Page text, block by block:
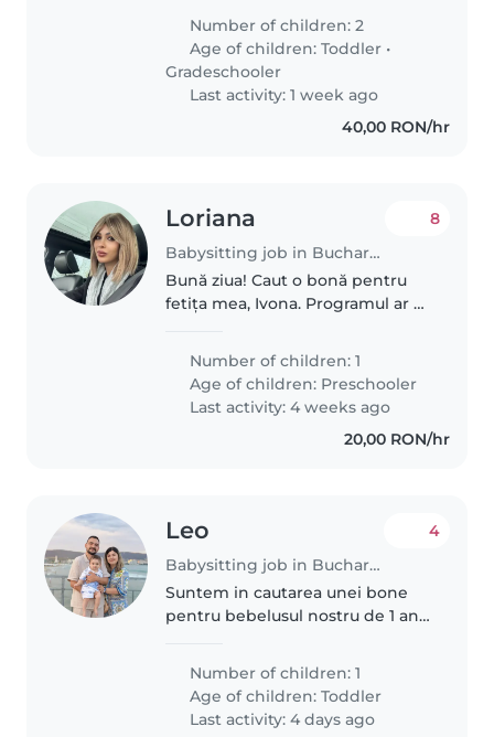
They only speak Portuguese, but
my older son knows how to use
ChatGPT to help with..
Number of children: 2
Age of children:Toddler •
Gradeschooler
Last activity: 1 week ago
40,00 RON/hr
Loriana
Babysitting job in Bucharest
8
Bună ziua! Caut o bonă pentru
fetița mea, Ivona. Programul ar fi
07:30 și 13:30. Responsabilitățile
sunt simple: * să o scoată puțin în
parc; *..
Number of children: 1
Age of children: Preschooler
Last activity: 4 weeks ago
20,00 RON/hr
Leo
Babysitting job in Bucharest
4
Suntem in cautarea unei bone
pentru bebelusul nostru de 1 an.
orele 8 - 16:00. Suntem interesati
doar de activitati de bona nu de
menaj. Ne intereseaza..
Number of children: 1
Age of children:Toddler
Last activity: 4 days ago